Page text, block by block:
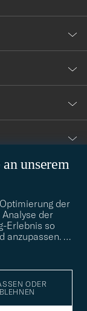
unserem
der
der
Erlebnis so
anzupassen. …
ODER
Stil?
weiter!